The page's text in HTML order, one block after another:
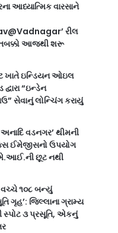
આધ્યાત્મિક વારસાને
રીલ
તબક્કો આજથી શરૂ
ખાતે ઇન્ડિયન ઓઇલ
દ્વારા “ઇન્ડેન
સેવાનું લોન્ચિંગ કરાયું
વડનગર’ થીમની
ઈમેજીસનો ઉપયોગ
છૂટ નથી
૧૦૮ બન્યું
ગૃહ’: જિલ્લાના ગ્રામ્ય
સ્પોટ ૩ પ્રસૂતિ, એકનું